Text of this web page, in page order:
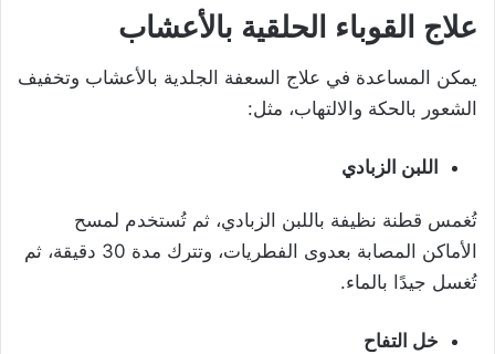
علاج القوباء الحلقية بالأعشاب
يمكن المساعدة في علاج السعفة الجلدية بالأعشاب وتخفيف
الشعور بالحكة والالتهاب، مثل:
اللبن الزبادي
تُغمس قطنة نظيفة باللبن الزبادي، ثم تُستخدم لمسح
الأماكن المصابة بعدوى الفطريات، وتترك مدة 30 دقيقة، ثم
تُغسل جيدًا بالماء.
خل التفاح